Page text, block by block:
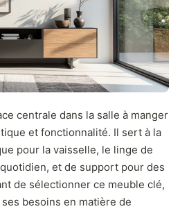
centrale dans la salle à manger
et fonctionnalité. Il sert à la
pour la vaisselle, le linge de
et de support pour des
de sélectionner ce meuble clé,
besoins en matière de